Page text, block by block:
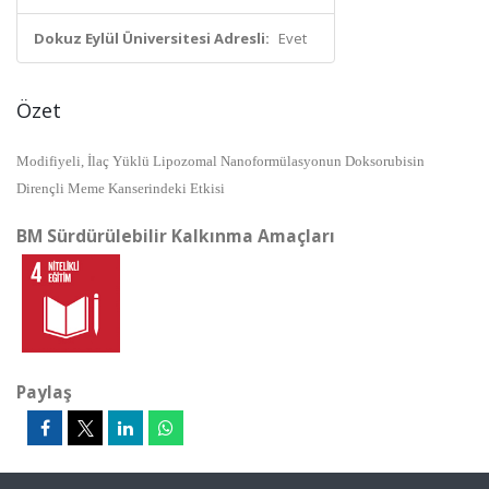
Dokuz Eylül Üniversitesi Adresli: Evet
Özet
Modifiyeli, İlaç Yüklü Lipozomal Nanoformülasyonun Doksorubisin
Dirençli Meme Kanserindeki Etkisi
BM Sürdürülebilir Kalkınma Amaçları
Paylaş